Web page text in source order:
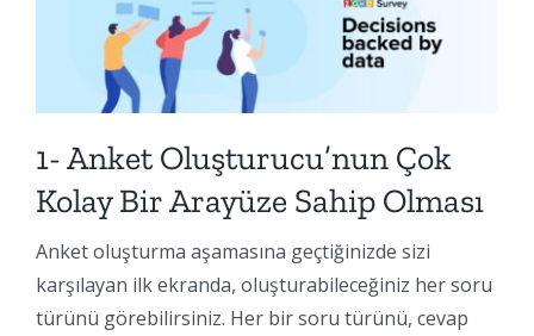
1- Anket Oluşturucu’nun Çok
Kolay Bir Arayüze Sahip Olması
Anket oluşturma aşamasına geçtiğinizde sizi
karşılayan ilk ekranda, oluşturabileceğiniz her soru
türünü görebilirsiniz. Her bir soru türünü, cevap